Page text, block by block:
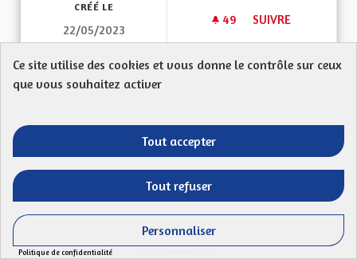
CRÉÉ LE
22/05/2023
49 49 ABONNÉS
SUIVRE
VOIR LA PROPOSITION
Four solaire et zone d attractivité
Lutter68
68460Ma proposition : creation d un four solaire (
champ de miroirs dont les.rayons sont...
Filtrer les résultats de la catégorie : Les transitions
Les transitions énergétiques, écologiques,
Ce site utilise des cookies et vous donne le contrôle sur ceux
que vous souhaitez activer
Tout accepter
Tout refuser
Personnaliser
Politique de confidentialité